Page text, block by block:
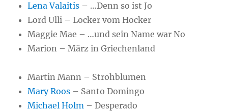
Lena Valaitis – …Denn so ist Jo
Lord Ulli – Locker vom Hocker
Maggie Mae – …und sein Name war No
Marion – März in Griechenland
Martin Mann – Strohblumen
Mary Roos – Santo Domingo
Michael Holm – Desperado